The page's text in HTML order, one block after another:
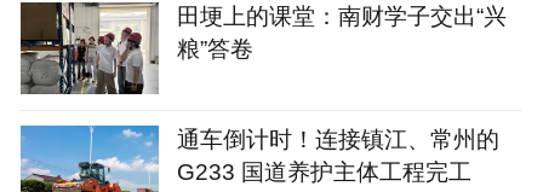
田埂上的课堂：南财学子交出“兴
粮”答卷
通车倒计时！连接镇江、常州的
G233 国道养护主体工程完工